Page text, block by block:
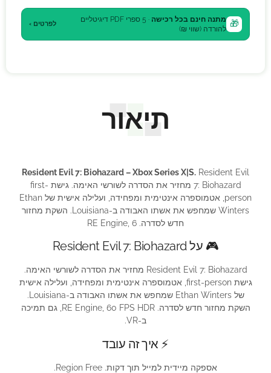
🎁 מתנה חינם בכל רכישה
· 5 ספרי PDF דיגיטליים
להורדה (שווי ₪)
לפרטים ›
תיאור
Resident Evil 7: Biohazard – Xbox Series X|S. Resident Evil
7: Biohazard מחזיר את הסדרה לשורשי האימה. גישת first-
person, אטמוספרה אינטימית ומפחידה, ועלילה אישית של Ethan
Winters שמחפש את אשתו האבודה ב-Louisiana. השקת מחזור
חדש לסדרה. RE Engine, 6
🎮 על Resident Evil 7: Biohazard
Resident Evil 7: Biohazard מחזיר את הסדרה לשורשי האימה.
גישת first-person, אטמוספרה אינטימית ומפחידה, ועלילה אישית
של Ethan Winters שמחפש את אשתו האבודה ב-Louisiana.
השקת מחזור חדש לסדרה. RE Engine, 60 FPS HDR, גם תמיכה
ב-VR.
⚡ איך זה עובד
אספקה מיידית למייל תוך דקות. Region Free.